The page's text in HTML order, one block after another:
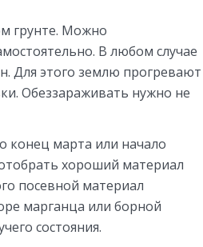
грунте. Можно
В любом случае
Для этого землю прогревают
Обеззараживать нужно не
конец марта или начало
хороший материал
посевной материал
марганца или борной
состояния.